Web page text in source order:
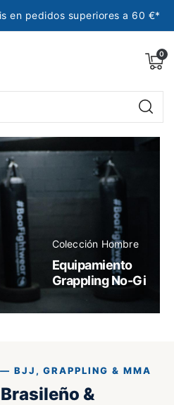
en pedidos superiores a 60 €*
Colección Hombre
Equipamiento
Grappling No-Gi
BJJ, GRAPPLING & MMA
&